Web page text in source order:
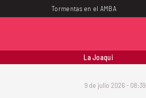
Tormentas en el AMBA
La Joaqui
9 de julio 2026 - 08:39